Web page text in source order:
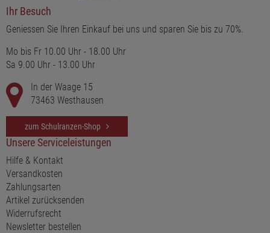
Ihr Besuch
Geniessen Sie Ihren Einkauf bei uns und sparen Sie bis zu 70%.
Mo bis Fr 10.00 Uhr - 18.00 Uhr
Sa 9.00 Uhr - 13.00 Uhr
In der Waage 15
73463 Westhausen
zum Schulranzen-Shop
Unsere Serviceleistungen
Hilfe & Kontakt
Versandkosten
Zahlungsarten
Artikel zurücksenden
Widerrufsrecht
Newsletter bestellen